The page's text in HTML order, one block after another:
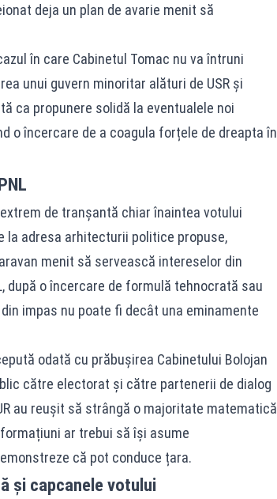
deja un plan de avarie menit să
în care Cabinetul Tomac nu va întruni
unui guvern minoritar alături de USR și
ca propunere solidă la eventualele noi
o încercare de a coagula forțele de dreapta în
de tranșantă chiar înaintea votului
la adresa arhitecturii politice propuse,
menit să servească intereselor din
după o încercare de formulă tehnocrată sau
impas nu poate fi decât una eminamente
odată cu prăbușirea Cabinetului Bolojan
către electorat și către partenerii de dialog
au reușit să strângă o majoritate matematică
ar trebui să își asume
că pot conduce țara.
și capcanele votului